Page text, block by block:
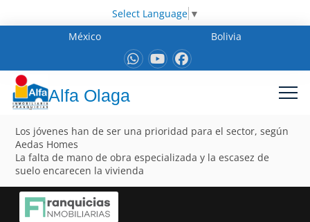
Select Language ▼
México
Bolivia
Alfa Olaga
Los jóvenes han de ser una prioridad para el sector, según
Aedas Homes
La falta de mano de obra especializada y la escasez de
suelo encarecen la vivienda